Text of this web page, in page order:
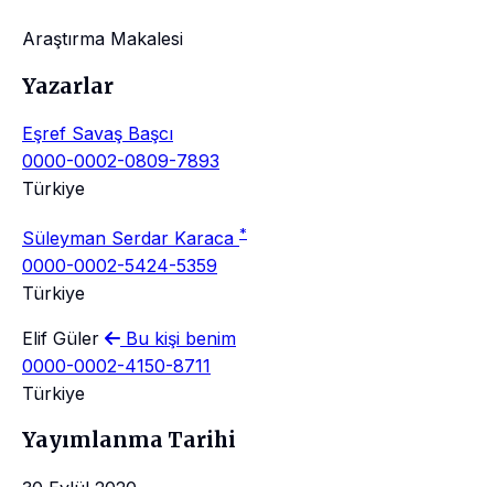
Araştırma Makalesi
Yazarlar
Eşref Savaş Başcı
0000-0002-0809-7893
Türkiye
Süleyman Serdar Karaca *
0000-0002-5424-5359
Türkiye
Elif Güler
Bu kişi benim
0000-0002-4150-8711
Türkiye
Yayımlanma Tarihi